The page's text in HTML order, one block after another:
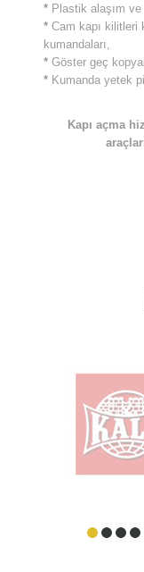
* Plastik alaşım ve
* Cam kapı kilitleri
kumandaları,
* Göster geç
* Kumanda yetek
Kapı açma